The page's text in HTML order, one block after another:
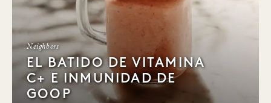
Neighbors
EL BATIDO DE VITAMINA
C+ E INMUNIDAD DE
GOOP